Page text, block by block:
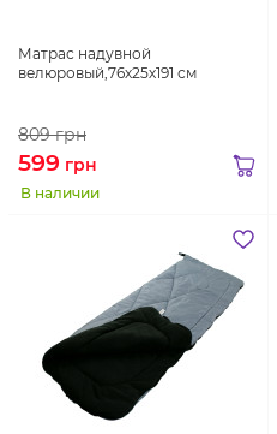
Матрас надувной
велюровый,76х25х191 см
809грн
599 грн
В наличии